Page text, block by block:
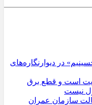
در دیوارنگاره‌های
است و قطع برق
نیست
سازمان عمران